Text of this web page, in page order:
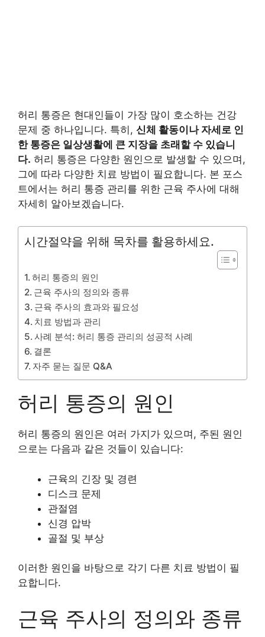
허리 통증은 현대인들이 가장 많이 호소하는 건강
문제 중 하나입니다. 특히, 신체 활동이나 자세로 인
한 통증은 일상생활에 큰 지장을 초래할 수 있습니
다. 허리 통증은 다양한 원인으로 발생할 수 있으며,
그에 따라 다양한 치료 방법이 필요합니다. 본 포스
트에서는 허리 통증 관리를 위한 근육 주사에 대해
자세히 알아보겠습니다.
시간절약을 위해 목차를 활용하세요.
허리 통증의 원인
근육 주사의 정의와 종류
근육 주사의 효과와 필요성
치료 방법과 관리
사례 분석: 허리 통증 관리의 성공적 사례
결론
자주 묻는 질문 Q&A
허리 통증의 원인
허리 통증의 원인은 여러 가지가 있으며, 주된 원인
으로는 다음과 같은 것들이 있습니다:
근육의 긴장 및 경련
디스크 문제
관절염
신경 압박
골절 및 부상
이러한 원인을 바탕으로 각기 다른 치료 방법이 필
요합니다.
근육 주사의 정의와 종류